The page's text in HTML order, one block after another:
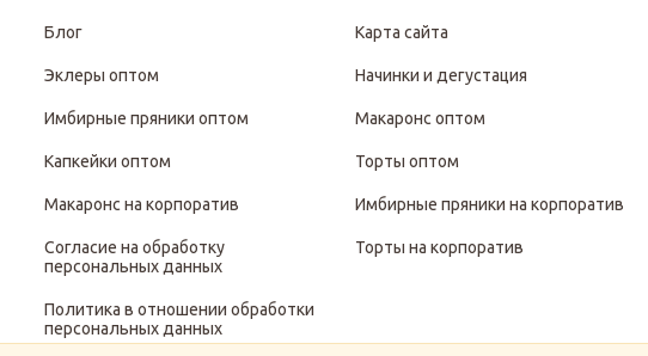
Блог
Эклеры оптом
Имбирные пряники оптом
Капкейки оптом
Макаронс на корпоратив
Согласие на обработку
персональных данных
Политика в отношении обработки
персональных данных
Карта сайта
Начинки и дегустация
Макаронс оптом
Торты оптом
Имбирные пряники на корпоратив
Торты на корпоратив